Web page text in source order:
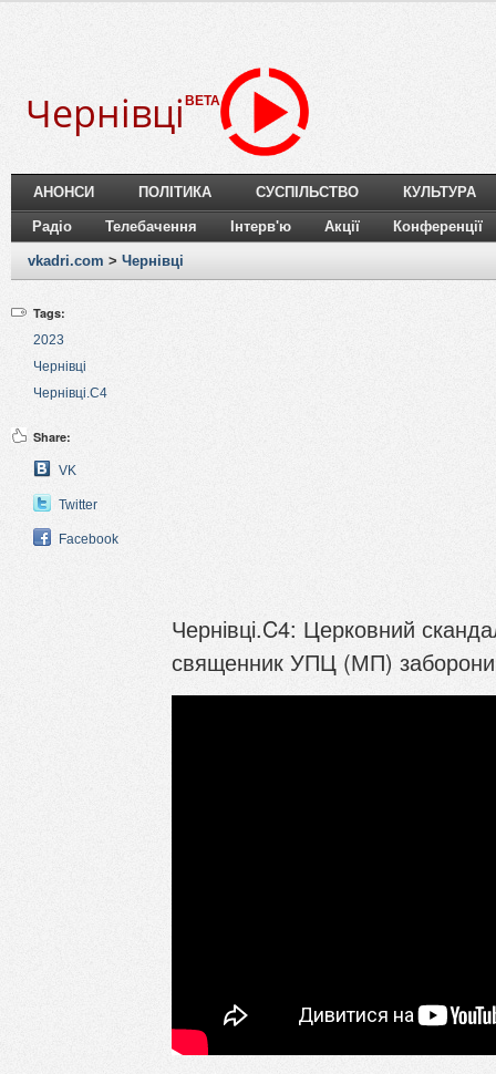
Чернівці BETA
АНОНСИ ПОЛІТИКА СУСПІЛЬСТВО КУЛЬТУРА
Радіо Телебачення Інтерв'ю Акції Конференції
vkadri.com > Чернівці
Tags:
2023
Чернівці
Чернівці.C4
Share:
VK
Twitter
Facebook
Чернівці.C4: Церковний
священник УПЦ (МП)